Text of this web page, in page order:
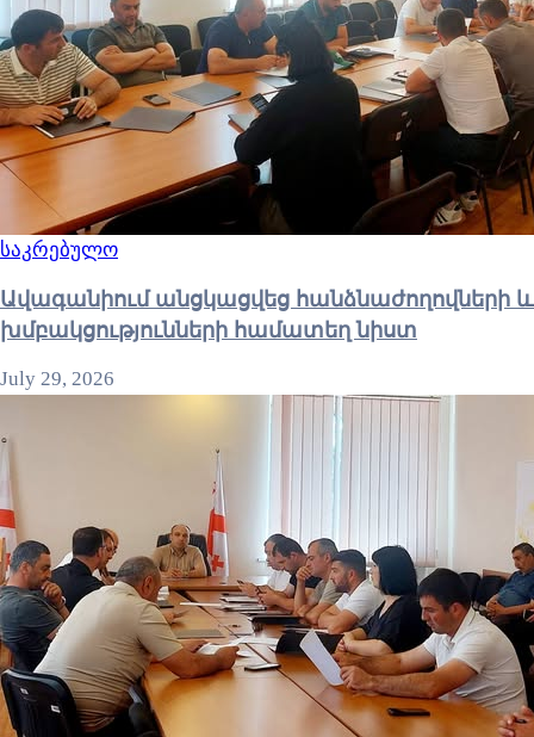
საკრებულო
Ավագանիում անցկացվեց հանձնաժողովների և
խմբակցությունների համատեղ նիստ
July 29, 2026